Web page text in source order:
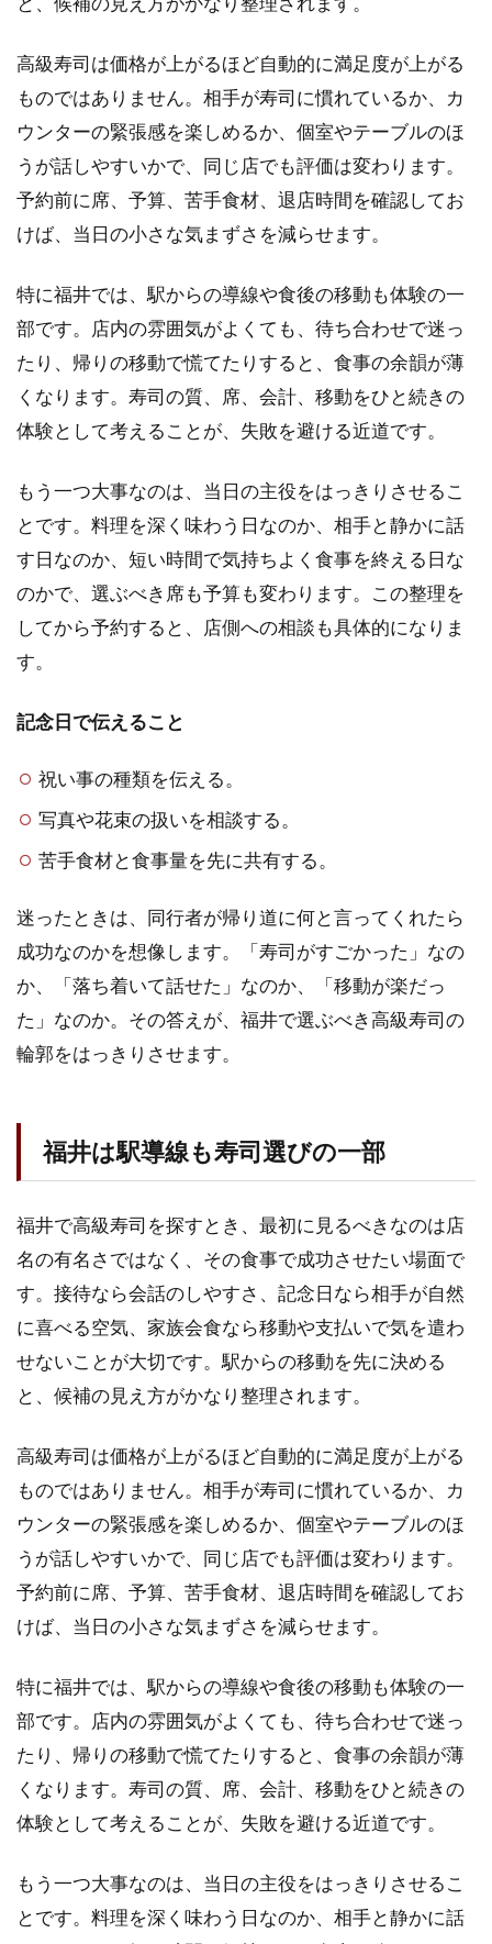
高級寿司は価格が上がるほど自動的に満足度が上がる
ものではありません。相手が寿司に慣れているか、カ
ウンターの緊張感を楽しめるか、個室やテーブルのほ
うが話しやすいかで、同じ店でも評価は変わります。
予約前に席、予算、苦手食材、退店時間を確認してお
けば、当日の小さな気まずさを減らせます。
特に福井では、駅からの導線や食後の移動も体験の一
部です。店内の雰囲気がよくても、待ち合わせで迷っ
たり、帰りの移動で慌てたりすると、食事の余韻が薄
くなります。寿司の質、席、会計、移動をひと続きの
体験として考えることが、失敗を避ける近道です。
もう一つ大事なのは、当日の主役をはっきりさせるこ
とです。料理を深く味わう日なのか、相手と静かに話
す日なのか、短い時間で気持ちよく食事を終える日な
のかで、選ぶべき席も予算も変わります。この整理を
してから予約すると、店側への相談も具体的になりま
す。
記念日で伝えること
祝い事の種類を伝える。
写真や花束の扱いを相談する。
苦手食材と食事量を先に共有する。
迷ったときは、同行者が帰り道に何と言ってくれたら
成功なのかを想像します。「寿司がすごかった」なの
か、「落ち着いて話せた」なのか、「移動が楽だっ
た」なのか。その答えが、福井で選ぶべき高級寿司の
輪郭をはっきりさせます。
福井は駅導線も寿司選びの一部
福井で高級寿司を探すとき、最初に見るべきなのは店
名の有名さではなく、その食事で成功させたい場面で
す。接待なら会話のしやすさ、記念日なら相手が自然
に喜べる空気、家族会食なら移動や支払いで気を遣わ
せないことが大切です。駅からの移動を先に決める
と、候補の見え方がかなり整理されます。
高級寿司は価格が上がるほど自動的に満足度が上がる
ものではありません。相手が寿司に慣れているか、カ
ウンターの緊張感を楽しめるか、個室やテーブルのほ
うが話しやすいかで、同じ店でも評価は変わります。
予約前に席、予算、苦手食材、退店時間を確認してお
けば、当日の小さな気まずさを減らせます。
特に福井では、駅からの導線や食後の移動も体験の一
部です。店内の雰囲気がよくても、待ち合わせで迷っ
たり、帰りの移動で慌てたりすると、食事の余韻が薄
くなります。寿司の質、席、会計、移動をひと続きの
体験として考えることが、失敗を避ける近道です。
もう一つ大事なのは、当日の主役をはっきりさせるこ
とです。料理を深く味わう日なのか、相手と静かに話